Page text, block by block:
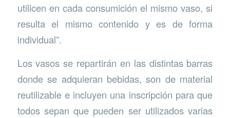
utilicen en cada consumición el mismo vaso, si
resulta el mismo contenido y es de forma
individual”.
Los vasos se repartirán en las distintas barras
donde se adquieran bebidas, son de material
reutilizable e incluyen una inscripción para que
todos sepan que pueden ser utilizados varias